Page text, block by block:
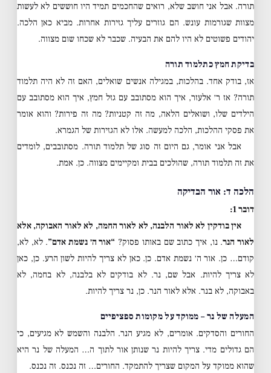
תורה. אבל אני חושב שלא, רואים שהחכמים תמיד היו חוששים לא לעשות
מצוות שגורמות עונש. הם גוזרים עליך גזירות אחרות. מביא כאן הלכה.
יהודים פשוטים לא היו להם את הבעיה. שכבר לא שכחו שום מצווה.
בדיקת חמץ כתלמוד תורה
אז, בודק אחד. בהלכות, במגילה אנשים שואלים, האם זה לא היה תלמוד
תורה? אז ר׳ אלעזר, איך הוא מסתובב עם גזל חמץ, איך הוא מסתובב עם
הילדים שלו, ושואלים הלאה, מה זה קטניות? מה זה פירות? והוא אומר
את פסקי ההלכות, הלכה למעשה. אלו לא הגזירות של הגמרא.
אבל אני אומר, גם היום זה סוג של תלמוד תורה. מסתובבים, לומדים
את זה תלמוד תורה, שהולכים בבית ומקיימים מצווה. כן. אמת.
הלכה ד: אור הבדיקה
דובר 1:
אין בודקין לא לאור הלבנה, לא לאור החמה, לא לאור האבוקה, אלא
לאור הנר. נו, איך כתוב שם באותו פסוק? “אור ה׳ נשמת אדם”. לא, לא,
קודם… כן. אור ה׳ נשמת אדם. כן. כאן לא צריך להיות לשון הרע. כן, כאן
לא צריך להיות. אבל שם, נר. לא בודקים לא בלבנה, לא בחמה, לא
באבוקה, לא בנר. אלא לאור הנר. כן, נר צריך להיות.
המעלה של נר – ממוקד על מקומות ספציפיים
החורים והסדקים. אומרים, לא מגיע הנר. הלבנה והשמש לא מגיעים, כי
הם גדולים מדי. צריך להיות נר שנותן אור לתוך ה… המעלה של נר היא
שהוא ממוקד על המקום שצריך להתמקד. החורים… זה נכנס. זה נכנס.